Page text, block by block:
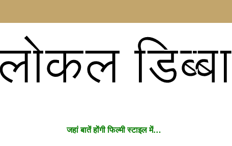
डिब्बा
जहां बातें होंगी फिल्मी स्टाइल में…